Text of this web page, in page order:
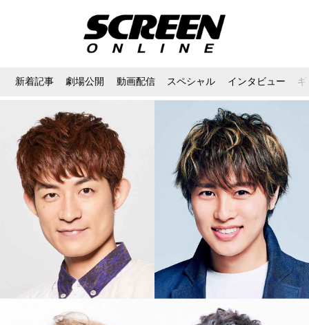
新着記事 劇場公開 動画配信 スペシャル インタビュー